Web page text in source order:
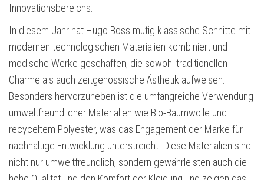
Innovationsbereichs.
In diesem Jahr hat Hugo Boss mutig klassische Schnitte mit
modernen technologischen Materialien kombiniert und
modische Werke geschaffen, die sowohl traditionellen
Charme als auch zeitgenössische Ästhetik aufweisen.
Besonders hervorzuheben ist die umfangreiche Verwendung
umweltfreundlicher Materialien wie Bio-Baumwolle und
recyceltem Polyester, was das Engagement der Marke für
nachhaltige Entwicklung unterstreicht. Diese Materialien sind
nicht nur umweltfreundlich, sondern gewährleisten auch die